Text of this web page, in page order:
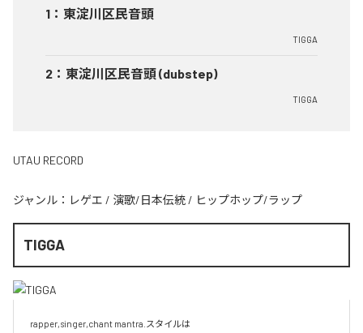
1 ： 東淀川区民音頭
TIGGA
2 ： 東淀川区民音頭 (dubstep)
TIGGA
UTAU RECORD
ジャンル： レゲエ / 演歌/日本伝統 / ヒップホップ/ラップ
TIGGA
rapper,singer,chant mantra.スタイルは